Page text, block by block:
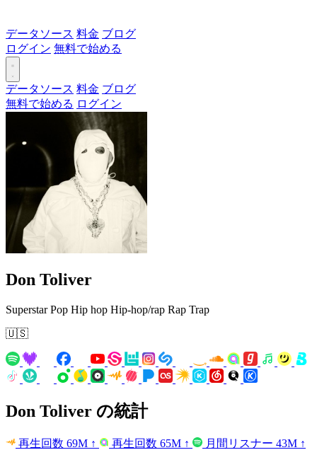
データソース 料金 ブログ
ログイン 無料で始める
データソース 料金 ブログ
無料で始める ログイン
Don Toliver
Superstar Pop Hip hop Hip-hop/rap Rap Trap
🇺🇸
Don Toliver の統計
再生回数 69M ↑ 再生回数 65M ↑ 月間リスナー 43M ↑